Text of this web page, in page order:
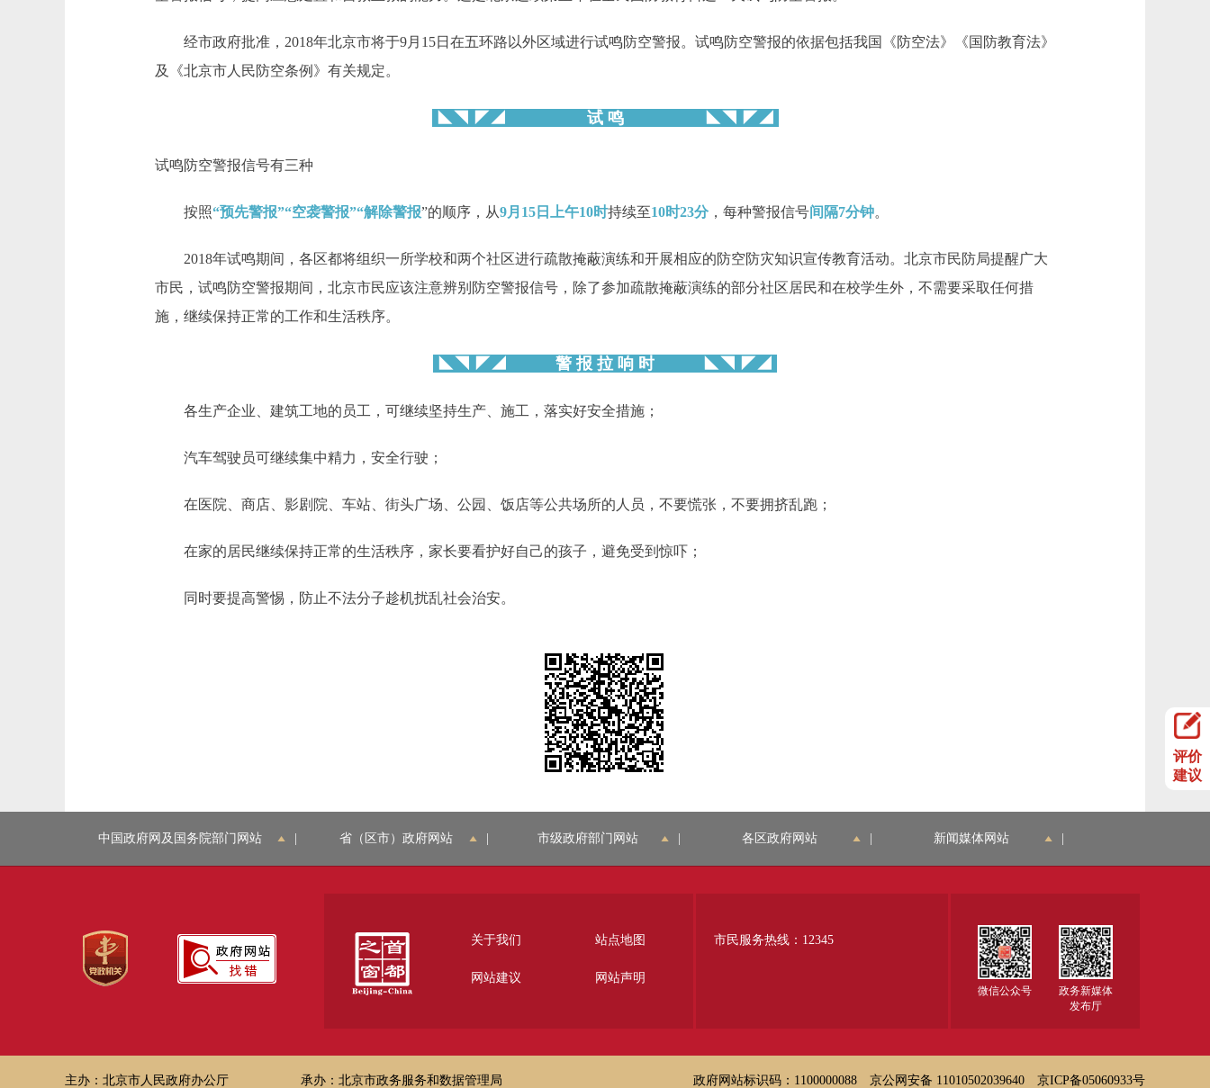
经市政府批准，2018年北京市将于9月15日在五环路以外区域进行试鸣防空警报。试鸣防空警报的依据包括我国《防空法》《国防教育法》
及《北京市人民防空条例》有关规定。
◣◥ ◤◢ 试 鸣 ◣◥ ◤◢
试鸣防空警报信号有三种
按照“预先警报”“空袭警报”“解除警报”的顺序，从9月 15日上午10时持续至10时23分，每种警报信号间隔7分钟。
2018年试鸣期间，各区都将组织一所学校和两个社区进行疏散掩蔽演练和开展相应的防空防灾知识宣传教育活动。北京市民防局提醒广大
市民，试鸣防空警报期间，北京市民应该注意辨别防空警报信号，除了参加疏散掩蔽演练的部分社区居民和在校学生外，不需要采取任何措
施，继续保持正常的工作和生活秩序。
◣◥ ◤◢ 警 报 拉 响 时 ◣◥ ◤◢
各生产企业、建筑工地的员工，可继续坚持生产、施工，落实好安全措施；
汽车驾驶员可继续集中精力，安全行驶；
在医院、商店、影剧院、车站、街头广场、公园、饭店等公共场所的人员，不要慌张，不要拥挤乱跑；
在家的居民继续保持正常的生活秩序，家长要看护好自己的孩子，避免受到惊吓；
同时要提高警惕，防止不法分子趁机扰乱社会治安。
评价
建议
中国政府网及国务院部门网站 省（区市）政府网站 市级政府部门网站 各区政府网站 新闻媒体网站
关于我们 站点地图
网站建议 网站声明
市民服务热线：12345
微信公众号
政务新媒体
发布厅
主办：北京市人民政府办公厅 承办：北京市政务服务和数据管理局 政府网站标识码：1100000088 京公网安备 11010502039640 京ICP备05060933号